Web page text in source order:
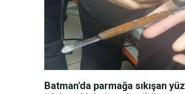
Batman'da parmağa sıkışan